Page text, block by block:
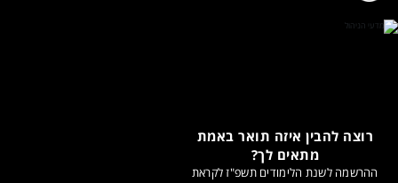
רוצה להבין איזה תואר באמת
מתאים לך?
ההרשמה לשנת הלימודים תשפ"ז לקראת